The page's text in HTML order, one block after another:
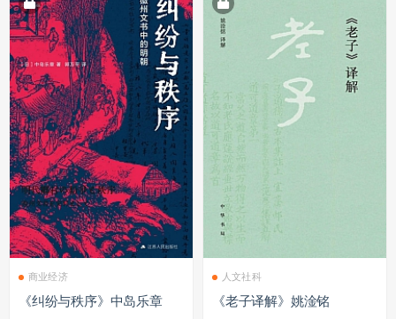
商业经济
《纠纷与秩序》中岛乐章
人文社科
《老子译解》姚淦铭